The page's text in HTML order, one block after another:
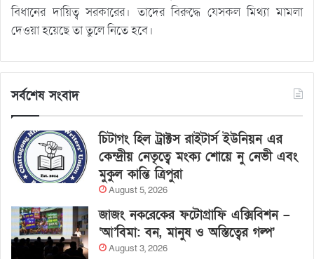
বিধানের দায়িত্ব সরকারের। তাদের বিরুদ্ধে যেসকল মিথ্যা মামলা
দেওয়া হয়েছে তা তুলে নিতে হবে।
সর্বশেষ সংবাদ
চিটাগং হিল ট্রাক্টস রাইটার্স ইউনিয়ন এর
কেন্দ্রীয় নেতৃত্বে মংক্য শোয়ে নু নেভী এবং
মুকুল কান্তি ত্রিপুরা
August 5, 2026
জাজং নকরেকের ফটোগ্রাফি এক্সিবিশন –
‘আ’বিমা: বন, মানুষ ও অস্তিত্বের গল্প’
August 3, 2026